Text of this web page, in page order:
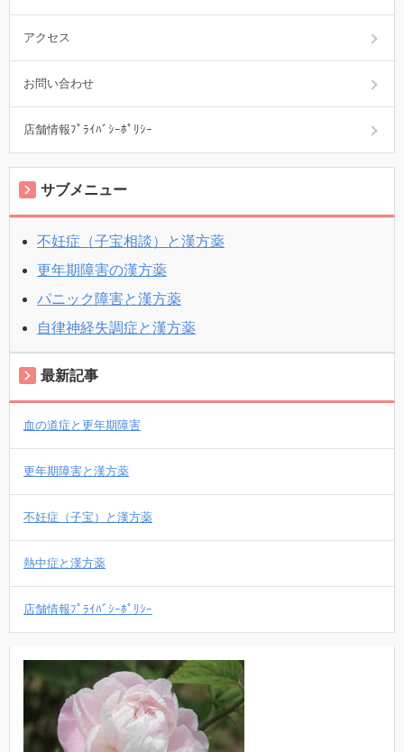
アクセス
お問い合わせ
店舗情報ﾌﾟﾗｲﾊﾞｼｰﾎﾟﾘｼｰ
サブメニュー
不妊症（子宝相談）と漢方薬
更年期障害の漢方薬
パニック障害と漢方薬
自律神経失調症と漢方薬
最新記事
血の道症と更年期障害
更年期障害と漢方薬
不妊症（子宝）と漢方薬
熱中症と漢方薬
店舗情報ﾌﾟﾗｲﾊﾞｼｰﾎﾟﾘｼｰ